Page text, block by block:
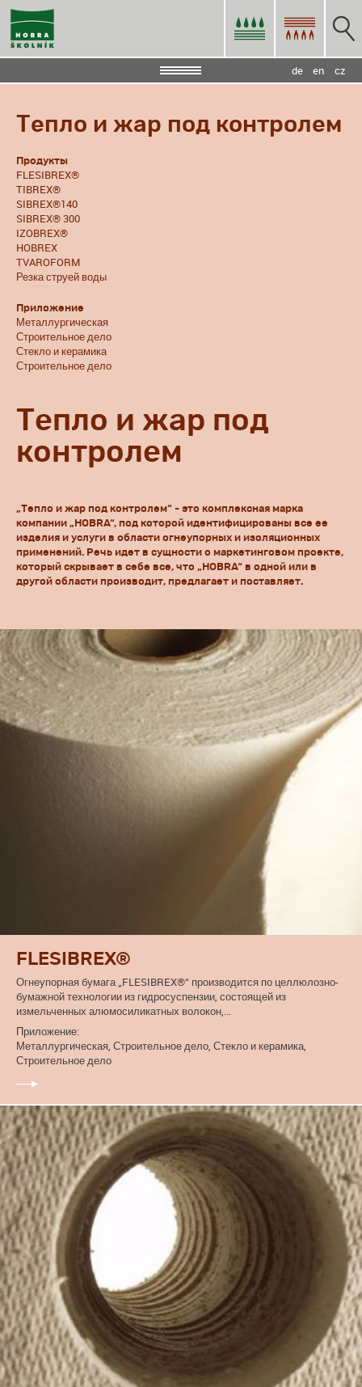
cz
en
de
Тепло и жар под контролем
Продукты
FLESIBREX®
TIBREX®
SIBREX®140
SIBREX® 300
IZOBREX®
HOBREX
TVAROFORM
Резка струей воды
Приложение
Металлургическая
Строительное дело
Стекло и керамика
Строительное дело
Тепло и жар под
контролем
„Тепло и жар под контролем“ - это комплексная марка
компании „HOBRA“, под которой идентифицированы все ее
изделия и услуги в области огнеупорных и изоляционных
применений. Речь идет в сущности о маркетинговом проекте,
который скрывает в себе все, что „HOBRA“ в одной или в
другой области производит, предлагает и поставляет.
FLESIBREX®
Огнеупорная бумага „FLESIBREX®“ производится по целлюлозно-
бумажной технологии из гидросуспензии, состоящей из
измельченных алюмосиликатных волокон,...
Приложение:
Металлургическая, Строительное дело, Стекло и керамика,
Строительное дело